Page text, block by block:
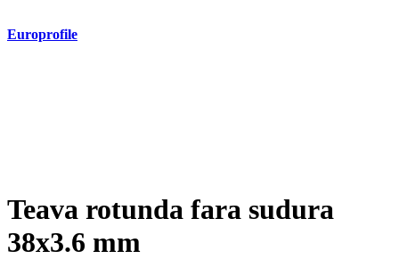
Europrofile
Teava rotunda fara sudura
38x3.6 mm